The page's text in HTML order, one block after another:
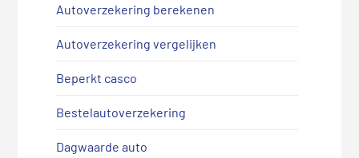
Autoverzekering berekenen
Autoverzekering vergelijken
Beperkt casco
Bestelautoverzekering
Dagwaarde auto